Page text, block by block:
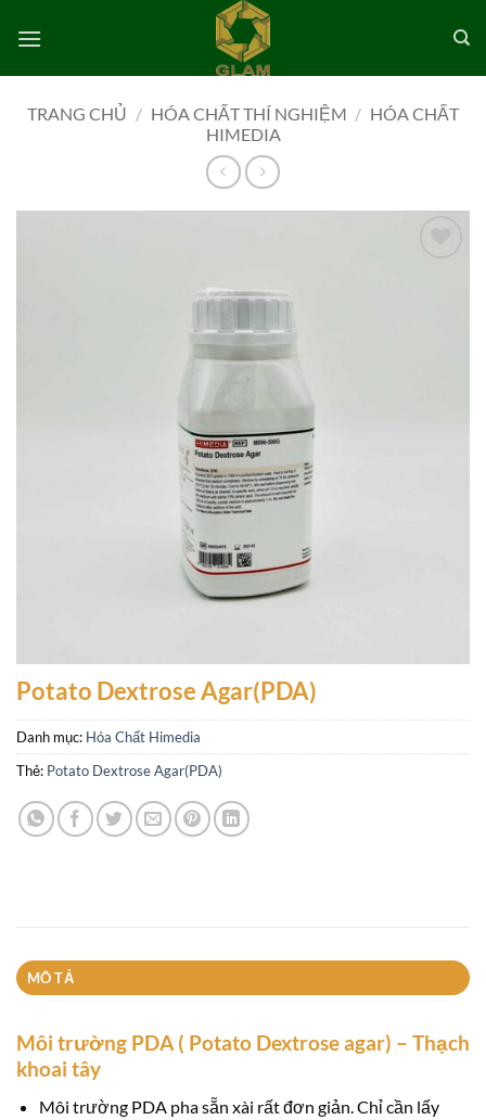
qua
TRANG CHỦ / HÓA CHẤT THÍ NGHIỆM / HÓA CHẤT
HIMEDIA
Potato Dextrose Agar(PDA)
Danh mục: Hóa Chất Himedia
Thẻ: Potato Dextrose Agar(PDA)
MÔ TẢ
Môi trường PDA ( Potato Dextrose agar) – Thạch
khoai tây
Môi trường PDA pha sẵn xài rất đơn giản. Chỉ cần lấy